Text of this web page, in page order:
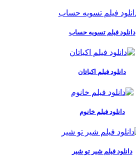
دانلود فیلم تسویه حساب
دانلود فیلم اکباتان
دانلود فیلم خانوم
دانلود فیلم شیر تو شیر